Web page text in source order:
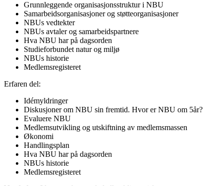
Grunnleggende organisasjonsstruktur i NBU
Samarbeidsorganisasjoner og støtteorganisasjoner
NBUs vedtekter
NBUs avtaler og samarbeidspartnere
Hva NBU har på dagsorden
Studieforbundet natur og miljø
NBUs historie
Medlemsregisteret
Erfaren del:
Idémyldringer
Diskusjoner om NBU sin fremtid. Hvor er NBU om 5år?
Evaluere NBU
Medlemsutvikling og utskiftning av medlemsmassen
Økonomi
Handlingsplan
Hva NBU har på dagsorden
NBUs historie
Medlemsregisteret